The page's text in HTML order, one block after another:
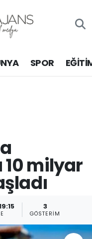
SPOR
10 milyar
3
GÖSTERIM